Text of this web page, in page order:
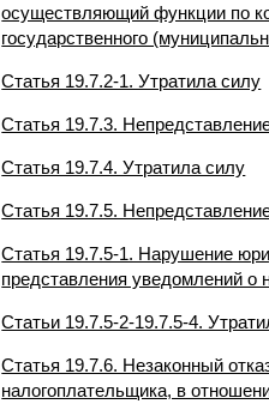
осуществляющий функции по
государственного
Статья 19.7.2-1. Утратила силу
Статья 19.7.3.
Статья 19.7.4. Утратила силу
Статья 19.7.5.
Статья 19.7.5-1. Нарушение
представления уведомлений о
Статьи 19.7.5-2-19.7.5-4.
Статья 19.7.6. Незаконный
налогоплательщика, в